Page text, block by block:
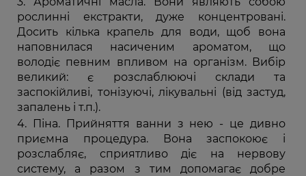
рослинні екстракти, дуже концентровані.
Досить кілька крапель для води, щоб вона
наповнилася насиченим ароматом, що
володіє певним впливом на організм. Вибір
великий: є розслаблюючі склади та
заспокійливі, тонізуючі, лікувальні (від застуд,
запалень і т.п.).
Піна. Прийняття ванни з нею - це дивно
приємна процедура. Вона заспокоює і
розслабляє, сприятливо діє на нервову
систему, а разом з тим допомагає добре